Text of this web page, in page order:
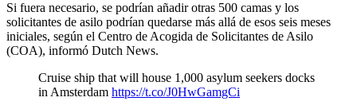
Si fuera necesario, se podrían añadir otras 500 camas y los
solicitantes de asilo podrían quedarse más allá de esos seis meses
iniciales, según el Centro de Acogida de Solicitantes de Asilo
(COA), informó Dutch News.
Cruise ship that will house 1,000 asylum seekers docks
in Amsterdam https://t.co/J0HwGamgCi